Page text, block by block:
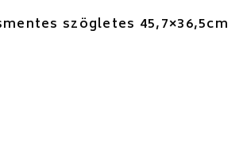
szögletes 45,7×36,5cm